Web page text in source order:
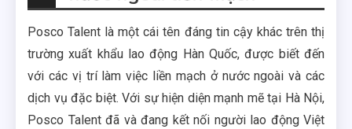
Posco Talent là một cái tên đáng tin cậy khác trên thị
trường xuất khẩu lao động Hàn Quốc, được biết đến
với các vị trí làm việc liền mạch ở nước ngoài và các
dịch vụ đặc biệt. Với sự hiện diện mạnh mẽ tại Hà Nội,
Posco Talent đã và đang kết nối người lao động Việt